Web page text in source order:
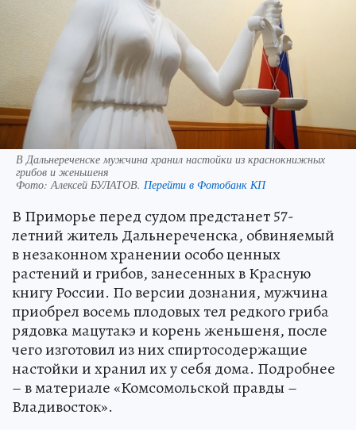
В Дальнереченске мужчина хранил настойки из краснокнижных
грибов и женьшеня
Фото:Алексей БУЛАТОВ. Перейти в Фотобанк КП
В Приморье перед судом предстанет 57-
летний житель Дальнереченска, обвиняемый
в незаконном хранении особо ценных
растений и грибов, занесенных в Красную
книгу России. По версии дознания, мужчина
приобрел восемь плодовых тел редкого гриба
рядовка мацутакэ и корень женьшеня, после
чего изготовил из них спиртосодержащие
настойки и хранил их у себя дома. Подробнее
– в материале «Комсомольской правды –
Владивосток».